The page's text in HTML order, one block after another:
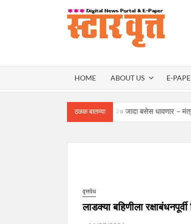
HOME ABOUT US E-
ठळक बातम्या
कोकणात एसटीच्या ५,२२० जादा बसेस धावणार – मंत्री प्रताप
वृत्तवेध
लाडक्या बहिणीला